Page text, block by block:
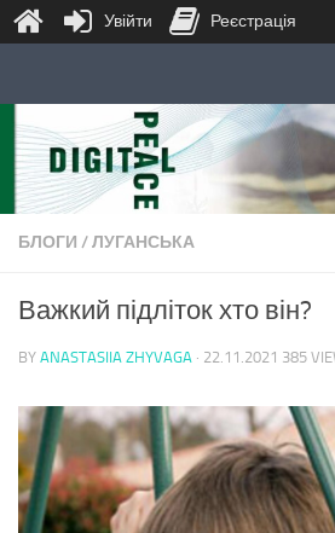
Skip to content
БЛОГИ /ЛУГАНСЬКА
Важкий підліток хто він?
BY ANASTASIIA ZHYVAGA · 22.11.2021 385
Увійти Реєстрація